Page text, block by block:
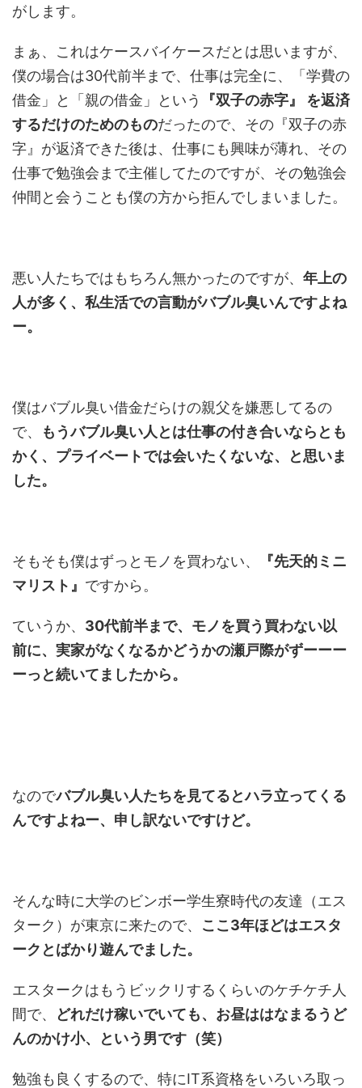
がします。
まぁ、これはケースバイケースだとは思いますが、
僕の場合は30代前半まで、仕事は完全に、「学費の
借金」と「親の借金」という
『双子の赤字』 を返済
するだけのためのものだったので、その『双子の赤
字』が返済できた後は、仕事にも興味が薄れ、その
仕事で勉強会まで主催してたのですが、その勉強会
仲間と会うことも僕の方から拒んでしまいました。
悪い人たちではもちろん無かったのですが、 年上の
人が多く、私生活での言動がバブル臭いんですよね
ー。
僕はバブル臭い借金だらけの親父を嫌悪してるの
で、
もうバブル臭い人とは仕事の付き合いならとも
かく、プライベートでは会いたくないな、と思いま
した。
そもそも僕はずっとモノを買わない、
『先天的ミニ
マリスト』 ですから。
ていうか、 30代前半まで、モノを買う買わない以
前に、実家がなくなるかどうかの瀬戸際がずーーー
ーっと続いてましたから。
なのでバブル臭い人たちを見てるとハラ立ってくる
んですよねー、申し訳ないですけど。
そんな時に大学のビンボー学生寮時代の友達（エス
ターク）が東京に来たので、 ここ3年ほどはエスタ
ークとばかり遊んでました。
エスタークはもうビックリするくらいのケチケチ人
間で、
どれだけ稼いでいても、お昼ははなまるうど
んのかけ小、という男です（笑）
勉強も良くするので、特にIT系資格をいろいろ取っ